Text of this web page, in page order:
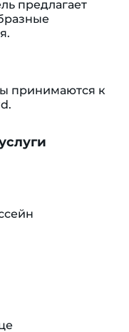
предлагает
принимаются к